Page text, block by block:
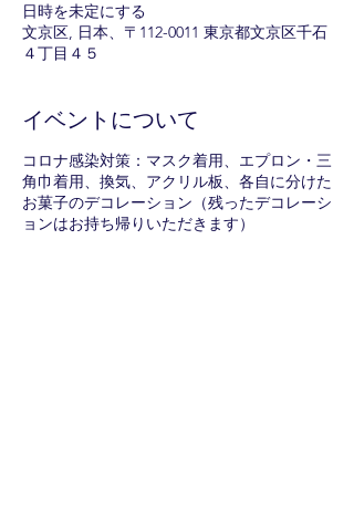
日時を未定にする
文京区, 日本、〒112-0011 東京都文京区千石
４丁目４５
イベントについて
コロナ感染対策：マスク着用、エプロン・三
角巾着用、換気、アクリル板、各自に分けた
お菓子のデコレーション（残ったデコレーシ
ョンはお持ち帰りいただきます）